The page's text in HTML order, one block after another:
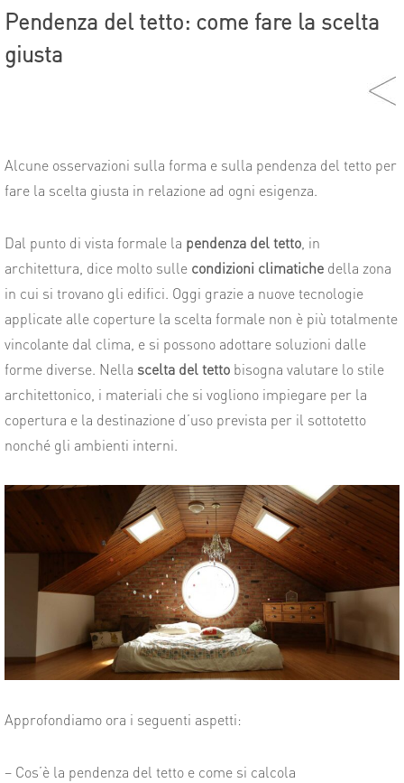
Pendenza del tetto: come fare la scelta
giusta
Alcune osservazioni sulla forma e sulla pendenza del tetto per
fare la scelta giusta in relazione ad ogni esigenza.
Dal punto di vista formale la pendenza del tetto , in
architettura, dice molto sulle condizioni climatiche della zona
in cui si trovano gli edifici. Oggi grazie a nuove tecnologie
applicate alle coperture la scelta formale non è più totalmente
vincolante dal clima, e si possono adottare soluzioni dalle
forme diverse. Nella scelta del tetto bisogna valutare lo stile
architettonico, i materiali che si vogliono impiegare per la
copertura e la destinazione d’uso prevista per il sottotetto
nonché gli ambienti interni.
Approfondiamo ora i seguenti aspetti:
– Cos’è la pendenza del tetto e come si calcola